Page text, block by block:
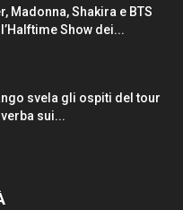
Madonna, Shakira e BTS
Show dei...
svela gli ospiti del tour
sui...